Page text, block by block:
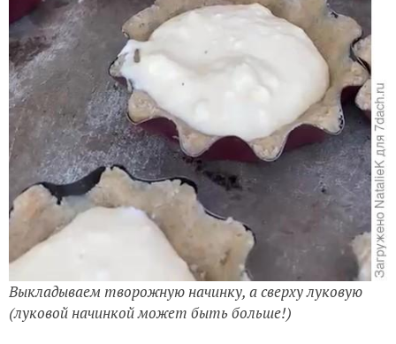
Выкладываем творожную начинку, а сверху луковую
(луковой начинкой может быть больше!)